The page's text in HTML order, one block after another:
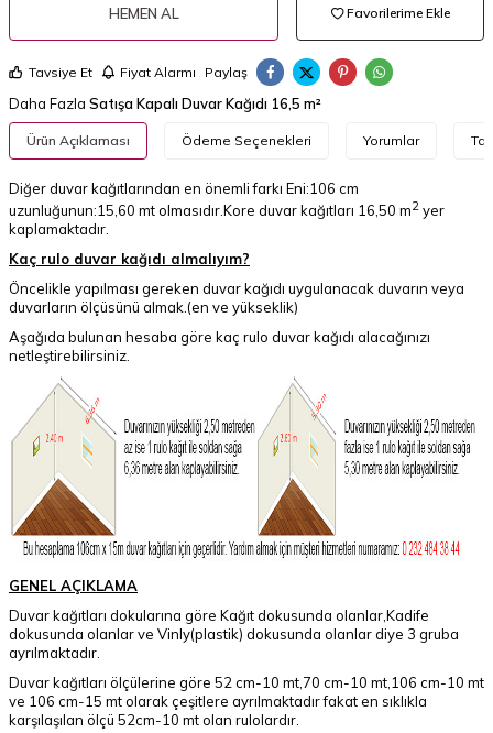
HEMEN AL Favorilerime Ekle
Tavsiye Et Fiyat Alarmı Paylaş
Daha Fazla Satışa Kapalı Duvar Kağıdı 16,5 m²
Ürün Açıklaması Ödeme Seçenekleri Yorumlar
Diğer duvar kağıtlarından en önemli farkı Eni:106 cm
uzunluğunun:15,60 mt olmasıdır.Kore duvar kağıtları 16,50 m2 yer
kaplamaktadır.
Kaç rulo duvar kağıdı almalıyım?
Öncelikle yapılması gereken duvar kağıdı uygulanacak duvarın veya
duvarların ölçüsünü almak.(en ve yükseklik)
Aşağıda bulunan hesaba göre kaç rulo duvar kağıdı alacağınızı
netleştirebilirsiniz.
GENEL AÇIKLAMA
Duvar kağıtları dokularına göre Kağıt dokusunda olanlar,Kadife
dokusunda olanlar ve Vinly(plastik) dokusunda olanlar diye 3 gruba
ayrılmaktadır.
Duvar kağıtları ölçülerine göre 52 cm-10 mt,70 cm-10 mt,106 cm-10 mt
ve 106 cm-15 mt olarak çeşitlere ayrılmaktadır fakat en sıklıkla
karşılaşılan ölçü 52cm-10 mt olan rulolardır.